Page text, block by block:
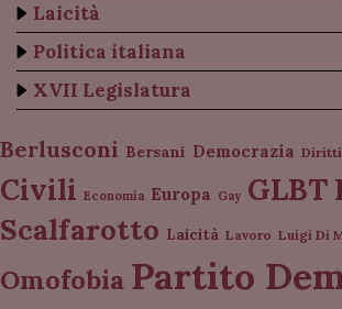
Laicità
Politica italiana
XVII Legislatura
Berlusconi Bersani Democrazia Diritti
Civili Economia Europa Gay GLBT
Scalfarotto Laicità Lavoro Luigi Di
Omofobia Partito